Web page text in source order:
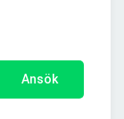
Ansök